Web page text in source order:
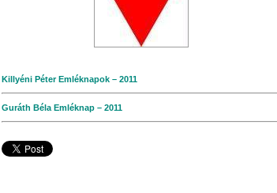
Killyéni Péter Emléknapok – 2011
Guráth Béla Emléknap – 2011